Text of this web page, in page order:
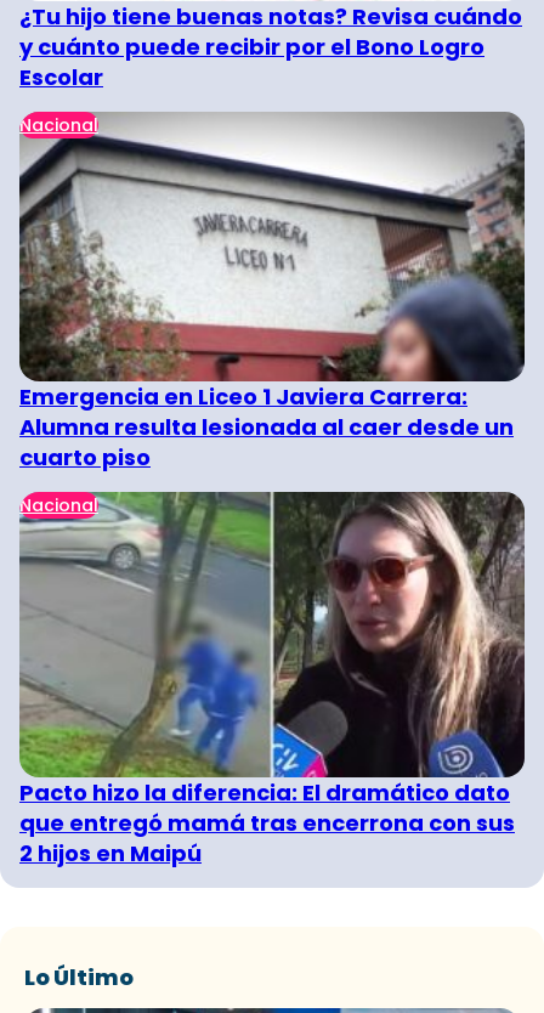
¿Tu hijo tiene buenas notas? Revisa cuándo
y cuánto puede recibir por el Bono Logro
Escolar
Nacional
Emergencia en Liceo 1 Javiera Carrera:
Alumna resulta lesionada al caer desde un
cuarto piso
Nacional
Pacto hizo la diferencia: El dramático dato
que entregó mamá tras encerrona con sus
2 hijos en Maipú
Lo Último